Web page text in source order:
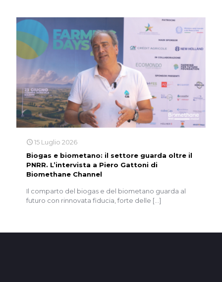
15 Luglio 2026
Biogas e biometano: il settore guarda oltre il
PNRR. L’intervista a Piero Gattoni di
Biomethane Channel
Il comparto del biogas e del biometano guarda al
futuro con rinnovata fiducia, forte delle […]